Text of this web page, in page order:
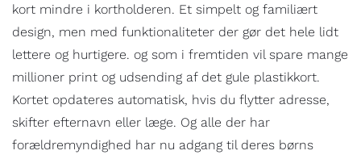
kort mindre i kortholderen. Et simpelt og familiært
design, men med funktionaliteter der gør det hele lidt
lettere og hurtigere. og som i fremtiden vil spare mange
millioner print og udsending af det gule plastikkort.
Kortet opdateres automatisk, hvis du flytter adresse,
skifter efternavn eller læge. Og alle der har
forældremyndighed har nu adgang til deres børns